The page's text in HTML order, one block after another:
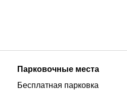
Парковочные места
Бесплатная парковка